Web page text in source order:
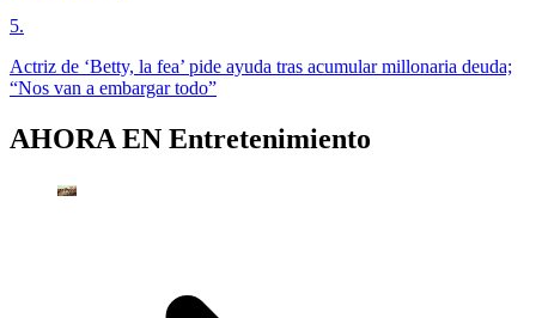
5.
Actriz de ‘Betty, la fea’ pide ayuda tras acumular millonaria deuda;
“Nos van a embargar todo”
AHORA EN Entretenimiento